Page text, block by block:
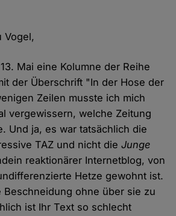
Vogel,
Mai eine Kolumne der Reihe
der Überschrift "In der Hose der
Zeilen musste ich mich
vergewissern, welche Zeitung
Und ja, es war tatsächlich die
TAZ und nicht dieJunge
reaktionärer Internetblog, von
Hetze gewohnt ist.
Beschneidung ohne über sie zu
ist Ihr Text so schlecht